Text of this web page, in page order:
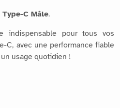
Type-C Mâle.
indispensable pour tous vos
C, avec une performance fiable
usage quotidien !